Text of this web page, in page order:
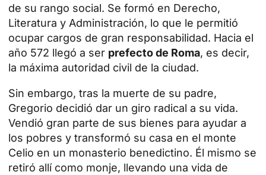
de su rango social. Se formó en Derecho,
Literatura y Administración, lo que le permitió
ocupar cargos de gran responsabilidad. Hacia el
año 572 llegó a ser prefecto de Roma, es decir,
la máxima autoridad civil de la ciudad.
Sin embargo, tras la muerte de su padre,
Gregorio decidió dar un giro radical a su vida.
Vendió gran parte de sus bienes para ayudar a
los pobres y transformó su casa en el monte
Celio en un monasterio benedictino. Él mismo se
retiró allí como monje, llevando una vida de